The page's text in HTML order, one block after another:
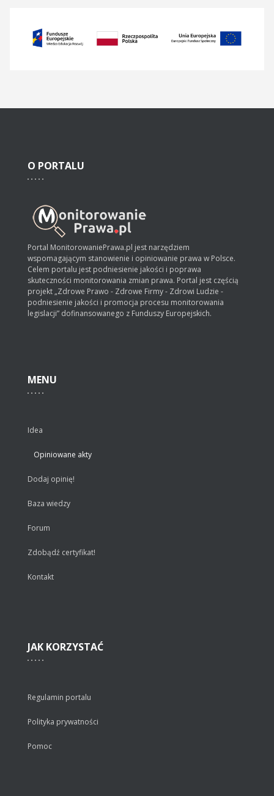
O PORTALU
Portal MonitorowaniePrawa.pl jest narzędziem
wspomagającym stanowienie i opiniowanie prawa w Polsce.
Celem portalu jest podniesienie jakości i poprawa
skuteczności monitorowania zmian prawa. Portal jest częścią
projekt „Zdrowe Prawo - Zdrowe Firmy - Zdrowi Ludzie -
podniesienie jakości i promocja procesu monitorowania
legislacji” dofinansowanego z Funduszy Europejskich.
MENU
Idea
Opiniowane akty
Dodaj opinię!
Baza wiedzy
Forum
Zdobądź certyfikat!
Kontakt
JAK KORZYSTAĆ
Regulamin portalu
Polityka prywatności
Pomoc